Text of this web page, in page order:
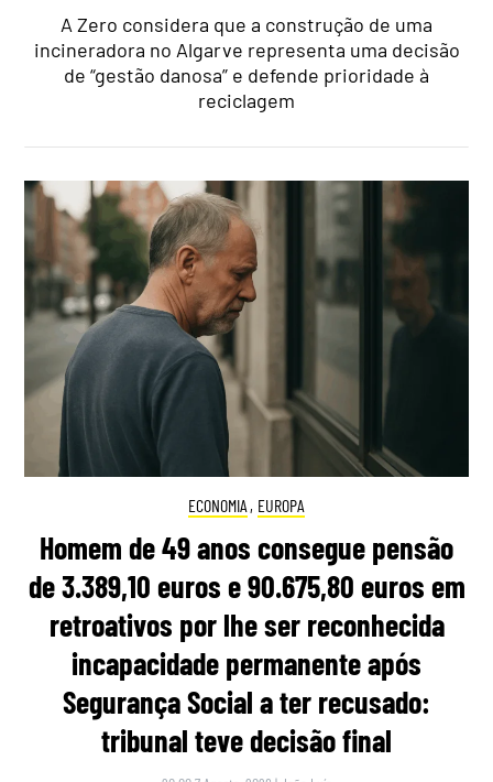
A Zero considera que a construção de uma
incineradora no Algarve representa uma decisão
de “gestão danosa” e defende prioridade à
reciclagem
ECONOMIA , EUROPA
Homem de 49 anos consegue pensão
de 3.389,10 euros e 90.675,80 euros em
retroativos por lhe ser reconhecida
incapacidade permanente após
Segurança Social a ter recusado:
tribunal teve decisão final